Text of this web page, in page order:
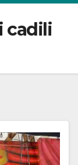
cadili